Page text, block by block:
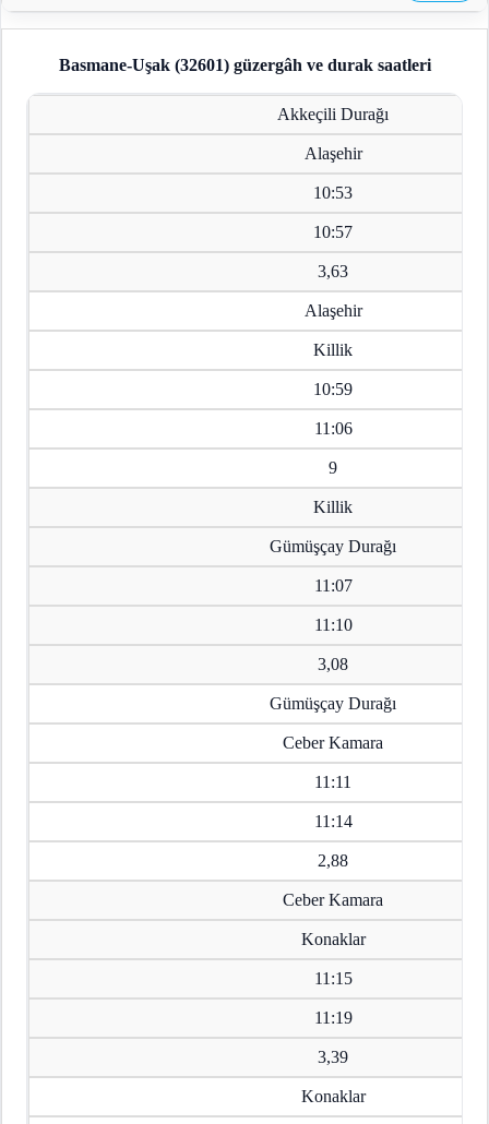
Basmane-Uşak (32601)güzergâh ve durak saatleri
Akkeçili Durağı
Alaşehir
10:53
10:57
3,63
Alaşehir
Killik
10:59
11:06
9
Killik
Gümüşçay Durağı
11:07
11:10
3,08
Gümüşçay Durağı
Ceber Kamara
11:11
11:14
2,88
Ceber Kamara
Konaklar
11:15
11:19
3,39
Konaklar